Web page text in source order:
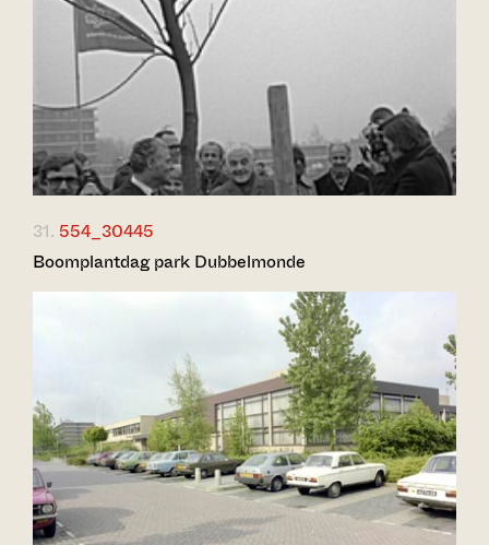
31. 554_30445
Boomplantdag park Dubbelmonde